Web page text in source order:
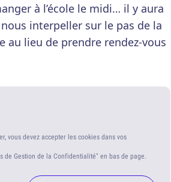
à l’école le midi… il y aura
interpeller sur le pas de la
au lieu de prendre rendez-vous
vous devez accepter les cookies dans vos
Gestion de la Confidentialité" en bas de page.